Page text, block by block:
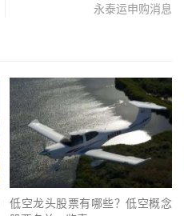
永泰运申购消息
低空龙头股票有哪些？低空概念